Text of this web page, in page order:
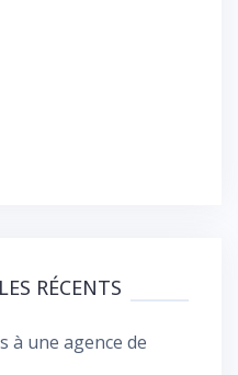
RÉCENTS
à une agence de